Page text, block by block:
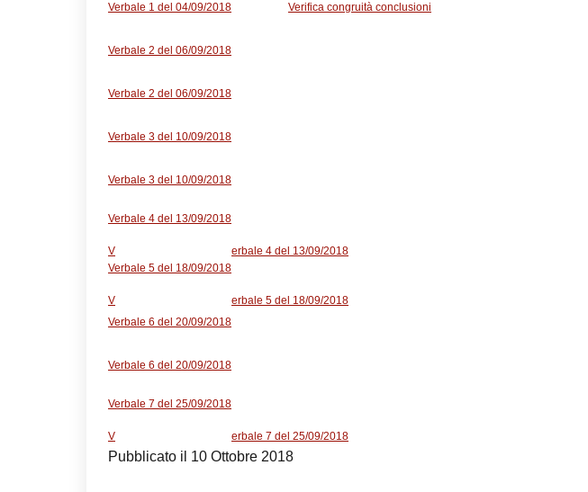
Verbale 1 del 04/09/2018 Verifica congruità conclusioni
Verbale 2 del 06/09/2018
Verbale 2 del 06/09/2018
Verbale 3 del 10/09/2018
Verbale 3 del 10/09/2018
Verbale 4 del 13/09/2018
V
erbale 4 del 13/09/2018
Verbale 5 del 18/09/2018
V
erbale 5 del 18/09/2018
Verbale 6 del 20/09/2018
Verbale 6 del 20/09/2018
Verbale 7 del 25/09/2018
V erbale 7 del 25/09/2018
Pubblicato il 10 Ottobre 2018